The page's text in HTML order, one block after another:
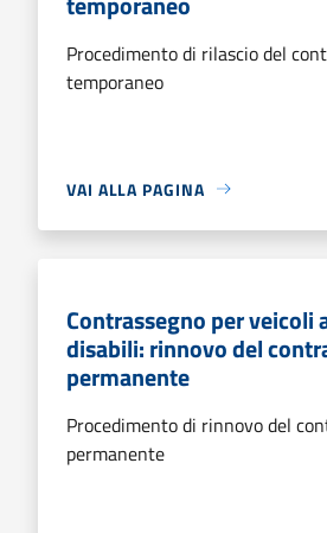
Procedimento di rilascio del
temporaneo
VAI ALLA PAGINA
Contrassegno per veicoli
disabili: rinnovo del
permanente
Procedimento di rinnovo del
permanente